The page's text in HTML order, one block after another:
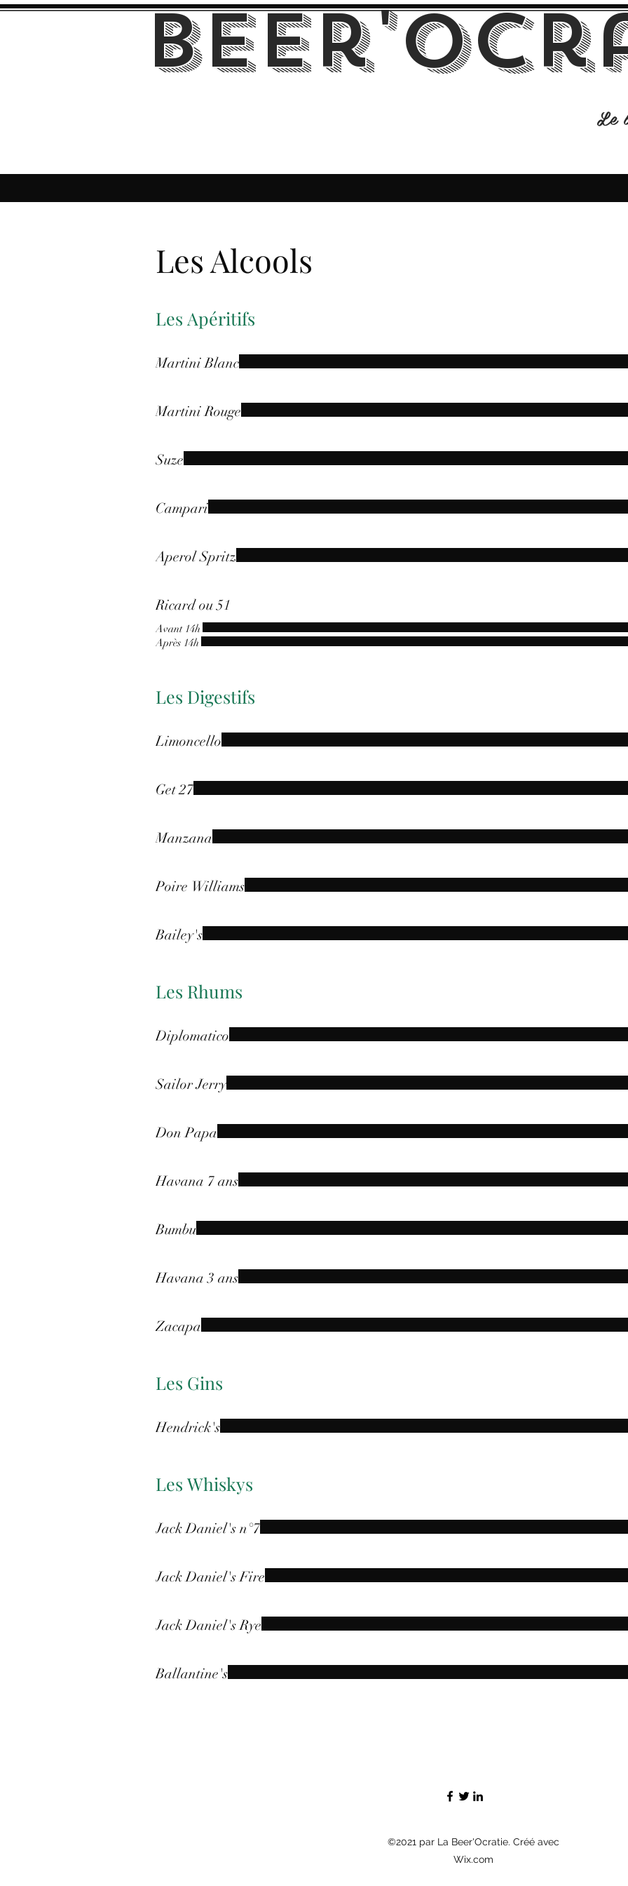
Le
Les Alcools
Les Apéritifs
Martini Blanc
Martini Rouge
Suze
Campari
Aperol Spritz
Ricard ou 51
Avant 14h
Après 14h
Les Digestifs
Limoncello
Get 27
Manzana
Poire Williams
Bailey's
Les Rhums
Diplomatico
Sailor Jerry
Don Papa
Havana 7 ans
Bumbu
Havana 3 ans
Zacapa
Les Gins
Hendrick's
Les Whiskys
Jack Daniel's n°7
Jack Daniel's Fire
Jack Daniel's Rye
Ballantine's
©2021 par La Beer'Ocratie. Créé avec
Wix.com